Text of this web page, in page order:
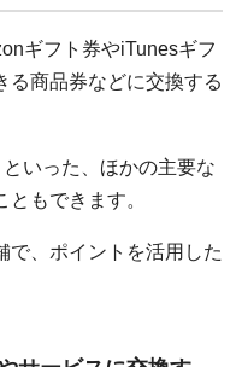
ギフト券やiTunesギフ
る商品券などに交換する
いった、ほかの主要な
もできます。
で、ポイントを活用した